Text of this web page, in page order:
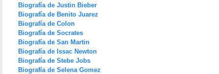
Biografía de Justin Bieber
Biografía de Benito Juarez
Biografía de Colon
Biografía de Socrates
Biografía de San Martin
Biografía de Issac Newton
Biografía de Stebe Jobs
Biografía de Selena Gomez